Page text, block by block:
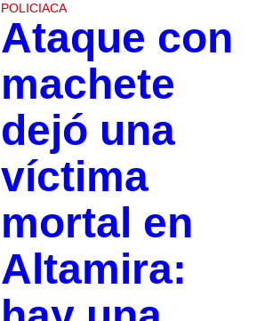
POLICIACA
Ataque con
machete
dejó una
víctima
mortal en
Altamira: